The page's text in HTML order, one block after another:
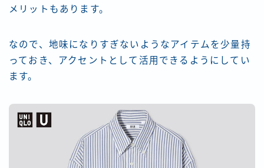
メリットもあります。
なので、地味になりすぎないようなアイテムを少量持
っておき、アクセントとして活用できるようにしてい
ます。